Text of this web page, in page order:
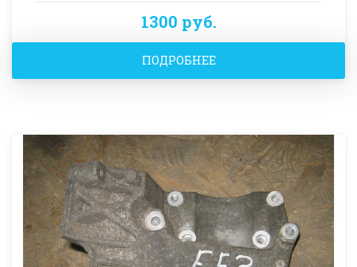
1300 руб.
ПОДРОБНЕЕ